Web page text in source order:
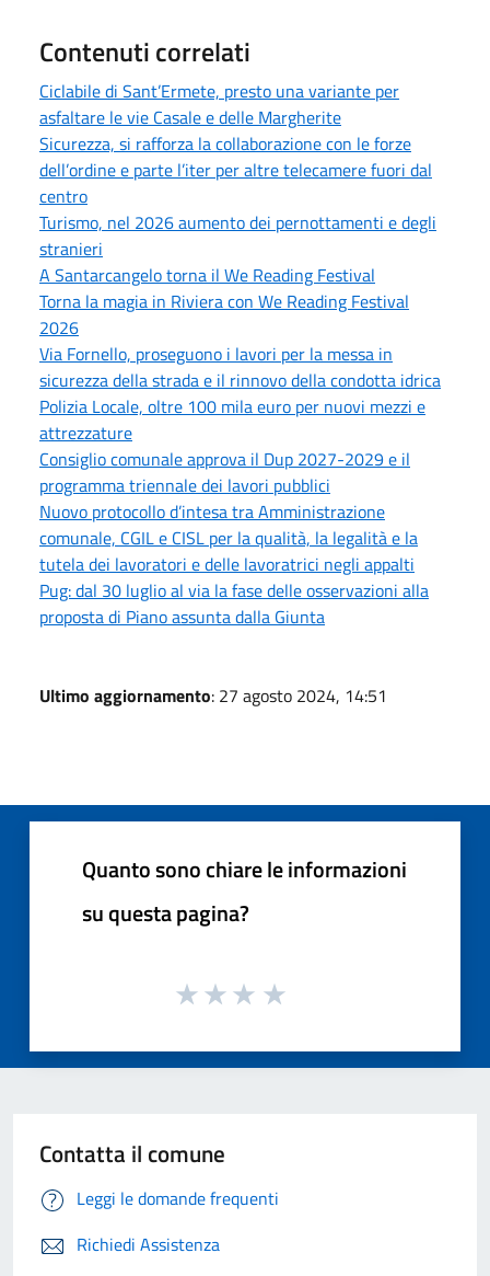
Contenuti correlati
Ciclabile di Sant’Ermete, presto una variante per
asfaltare le vie Casale e delle Margherite
Sicurezza, si rafforza la collaborazione con le forze
dell’ordine e parte l’iter per altre telecamere fuori dal
centro
Turismo, nel 2026 aumento dei pernottamenti e degli
stranieri
A Santarcangelo torna il We Reading Festival
Torna la magia in Riviera con We Reading Festival
2026
Via Fornello, proseguono i lavori per la messa in
sicurezza della strada e il rinnovo della condotta idrica
Polizia Locale, oltre 100 mila euro per nuovi mezzi e
attrezzature
Consiglio comunale approva il Dup 2027-2029 e il
programma triennale dei lavori pubblici
Nuovo protocollo d’intesa tra Amministrazione
comunale, CGIL e CISL per la qualità, la legalità e la
tutela dei lavoratori e delle lavoratrici negli appalti
Pug: dal 30 luglio al via la fase delle osservazioni alla
proposta di Piano assunta dalla Giunta
Ultimo aggiornamento: 27 agosto 2024, 14:51
Quanto sono chiare le informazioni
su questa pagina?
Contatta il comune
Leggi le domande frequenti
Richiedi Assistenza